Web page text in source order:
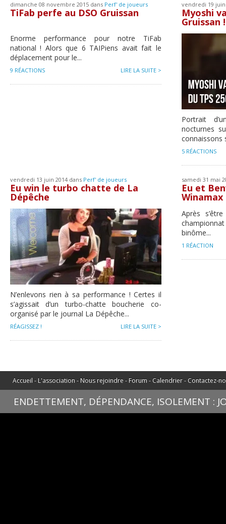
dimanche 08 novembre 2015 dans Perf' de joueurs
TiFab perfe au DSO Gruissan
Enorme performance pour notre TiFab
national ! Alors que 6 TAIPiens avait fait le
déplacement pour le...
9 RÉACTIONS LIRE LA SUITE >
vendredi 19
Myoshi
Gruissan !
Portrait
nocturnes
connaissons
5 RÉACTIONS
vendredi 13 juin 2014 dans Perf' de joueurs
Eu win le turbo chatte de La
Dépêche
N’enlevons rien à sa performance ! Certes il
s’agissait d’un turbo-chatte boucherie co-
organisé par le journal La Dépêche...
RÉAGISSEZ ! LIRE LA SUITE >
samedi 31 mai
Eu et
Après
binôme...
1 RÉACTION
Accueil -L'association -Nous rejoindre -Forum - Calendrier- Contactez-
ENDETTEMENT, DÉPENDANCE, ISOLEMENT :